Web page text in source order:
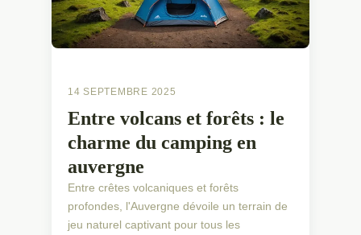
14 SEPTEMBRE 2025
Entre volcans et forêts : le
charme du camping en
auvergne
Entre crêtes volcaniques et forêts
profondes, l'Auvergne dévoile un terrain de
jeu naturel captivant pour tous les